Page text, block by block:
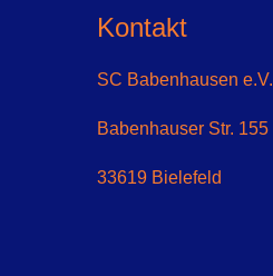
Kontakt
SC Babenhausen e.V.
Babenhauser Str. 155
33619 Bielefeld